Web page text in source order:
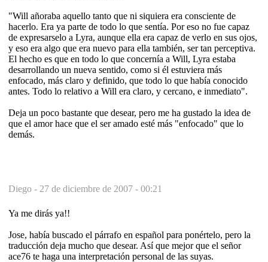
"Will añoraba aquello tanto que ni siquiera era consciente de
hacerlo. Era ya parte de todo lo que sentía. Por eso no fue capaz
de expresarselo a Lyra, aunque ella era capaz de verlo en sus ojos,
y eso era algo que era nuevo para ella también, ser tan perceptiva.
El hecho es que en todo lo que concernía a Will, Lyra estaba
desarrollando un nueva sentido, como si él estuviera más
enfocado, más claro y definido, que todo lo que había conocido
antes. Todo lo relativo a Will era claro, y cercano, e inmediato".
Deja un poco bastante que desear, pero me ha gustado la idea de
que el amor hace que el ser amado esté más "enfocado" que lo
demás.
Diego - 27 de diciembre de 2007 - 00:21
Ya me dirás ya!!
Jose, había buscado el párrafo en español para ponértelo, pero la
traducción deja mucho que desear. Así que mejor que el señor
ace76 te haga una interpretación personal de las suyas.